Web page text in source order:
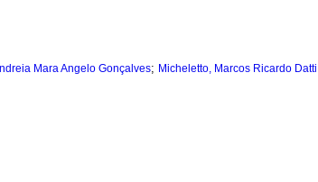
Mara Angelo Gonçalves; Micheletto, Marcos Ricardo Datti